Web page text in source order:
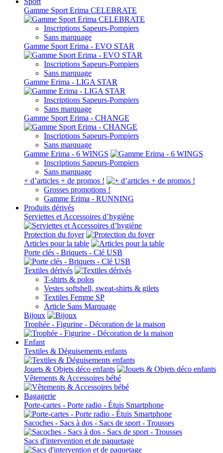
Gamme Sport Erima CELEBRATE
Inscriptions Sapeurs-Pompiers
Sans marquage
Gamme Sport Erima - EVO STAR
Inscriptions Sapeurs-Pompiers
Sans marquage
Gamme Erima - LIGA STAR
Inscriptions Sapeurs-Pompiers
Sans marquage
Gamme Sport Erima - CHANGE
Inscriptions Sapeurs-Pompiers
Sans marquage
Gamme Erima - 6 WINGS
Inscriptions Sapeurs-Pompiers
Sans marquage
+ d’articles + de promos !
Grosses promotions !
Gamme Erima - RUNNING
Produits dérivés
Serviettes et Accessoires d’hygiène
Protection du foyer
Articles pour la table
Porte clés - Briquets - Clé USB
Textiles dérivés
T-shirts & polos
Vestes softshell, sweat-shirts & gilets
Textiles Femme SP
Article Sans Marquage
Bijoux
Trophée - Figurine - Décoration de la maison
Enfant
Textiles & Déguisements enfants
Jouets & Objets déco enfants
Vêtements & Accessoires bébé
Bagagerie
Porte-cartes - Porte radio - Étuis Smartphone
Sacoches - Sacs à dos - Sacs de sport - Trousses
Sacs d'intervention et de paquetage